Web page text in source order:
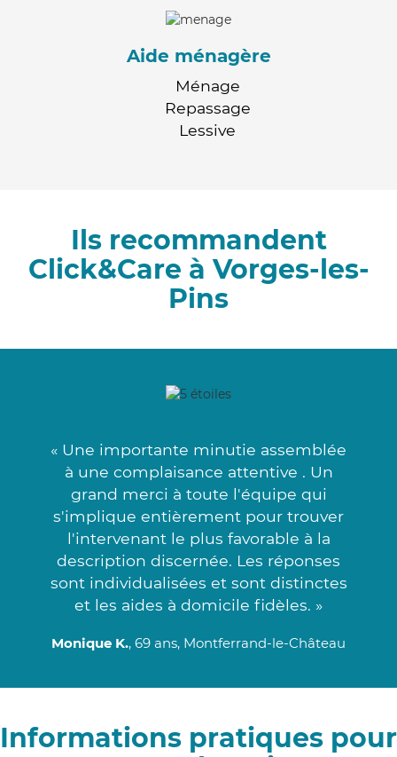
Aide ménagère
Ménage
Repassage
Lessive
Ils recommandent
Click&Care à Vorges-les-
Pins
« Une importante minutie assemblée
à une complaisance attentive . Un
grand merci à toute l'équipe qui
s'implique entièrement pour trouver
l'intervenant le plus favorable à la
description discernée. Les réponses
sont individualisées et sont distinctes
et les aides à domicile fidèles. »
Monique K., 69 ans, Montferrand-le-Château
Informations pratiques pour